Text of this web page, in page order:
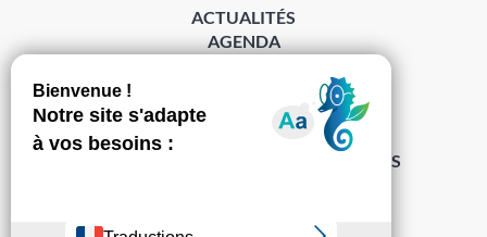
ACTUALITÉS
AGENDA
MENTIONS LÉGALES
PROTECTION DES DONNÉES
POLITIQUE DE GESTION DES COOKIES